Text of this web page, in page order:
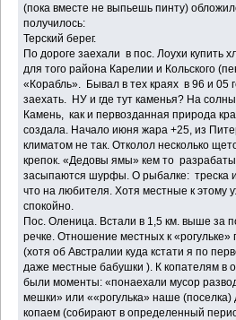
(пока вместе не выпьешь пинту)
получилось:
Терский берег.
По дороге заехали в пос. Лоухи купить
для того района Карелии и Кольского
«Корабль». Бывал в тех краях в 96 и 05
заехать. НУ и где тут каменья? На
Камень, как и первозданная природа
создала. Начало июня жара +25, из
климатом не так. Отколол несколько
крепок. «Дедовы ямы» кем то
засыпаются шурфы. О рыбалке: треска и
что на любителя. Хотя местные к этому
спокойно.
Пос. Оленица. Встали в 1,5 км. выше за
речке. Отношение местных к «рогульке»
(хотя об Австралии куда кстати я по
даже местные бабушки ). К копателям в
были моменты: «понаехали мусор
мешки» или ««рогулька» наше
копаем (собирают в определенный